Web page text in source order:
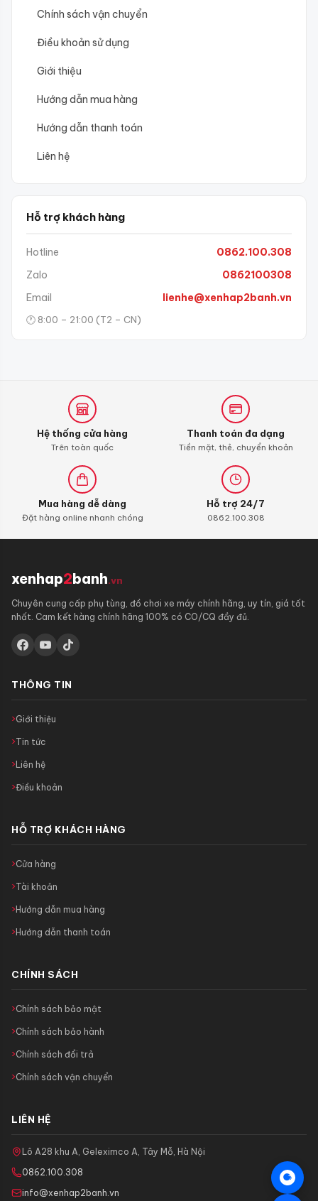
Chính sách vận chuyển
Điều khoản sử dụng
Giới thiệu
Hướng dẫn mua hàng
Hướng dẫn thanh toán
Liên hệ
Hỗ trợ khách hàng
Hotline
0862.100.308
Zalo
0862100308
Email
lienhe@xenhap2banh.vn
🕐 8:00 – 21:00 (T2 – CN)
Hệ thống cửa hàng
Trên toàn quốc
Thanh toán đa dạng
Tiền mặt, thẻ, chuyển khoản
Mua hàng dễ dàng
Đặt hàng online nhanh chóng
Hỗ trợ 24/7
0862.100.308
xenhap2banh.vn
Chuyên cung cấp phụ tùng, đồ chơi xe máy chính hãng, uy tín, giá tốt
nhất. Cam kết hàng chính hãng 100% có CO/CQ đầy đủ.
THÔNG TIN
Giới thiệu
Tin tức
Liên hệ
Điều khoản
HỖ TRỢ KHÁCH HÀNG
Cửa hàng
Tài khoản
Hướng dẫn mua hàng
Hướng dẫn thanh toán
CHÍNH SÁCH
Chính sách bảo mật
Chính sách bảo hành
Chính sách đổi trả
Chính sách vận chuyển
LIÊN HỆ
Lô A28 khu A, Geleximco A, Tây Mỗ, Hà Nội
0862.100.308
info@xenhap2banh.vn